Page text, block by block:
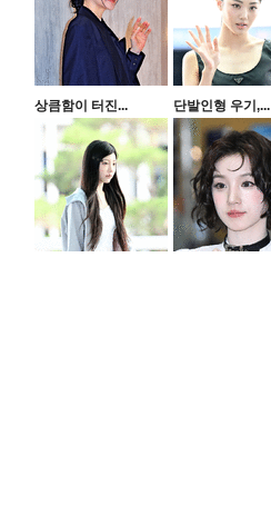
상큼함이 터진... 단발인형 우기,...